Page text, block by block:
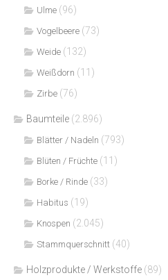
Ulme (96)
Vogelbeere (73)
Weide (132)
Weißdorn (11)
Zirbe (76)
Baumteile (2.896)
Blätter / Nadeln (793)
Blüten / Früchte (11)
Borke / Rinde (33)
Habitus (19)
Knospen (2.045)
Stammquerschnitt (40)
Holzprodukte / Werkstoffe (89)